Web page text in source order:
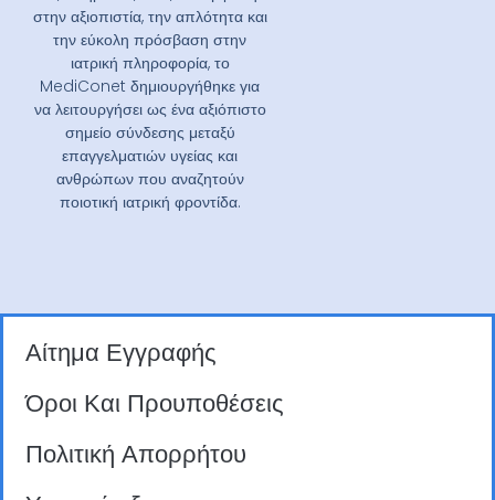
στην αξιοπιστία, την απλότητα και
την εύκολη πρόσβαση στην
ιατρική πληροφορία, το
MediConet δημιουργήθηκε για
να λειτουργήσει ως ένα αξιόπιστο
σημείο σύνδεσης μεταξύ
επαγγελματιών υγείας και
ανθρώπων που αναζητούν
ποιοτική ιατρική φροντίδα.
Αίτημα Εγγραφής
Όροι Και Προυποθέσεις
Πολιτική Απορρήτου